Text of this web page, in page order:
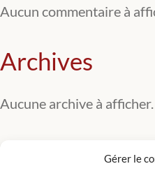
Gérer le
Aucun commentaire à
Archives
Aucune archive à afficher.
Catégories